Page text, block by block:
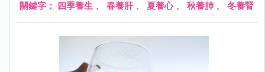
關鍵字： 四季養生 、 春養肝、 夏養心、 秋養肺 、 冬養腎